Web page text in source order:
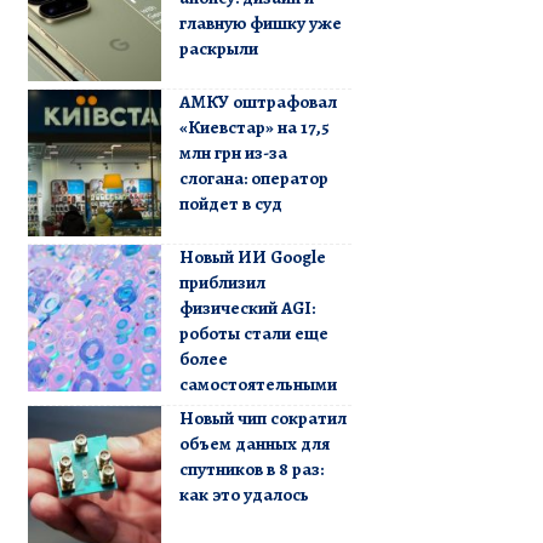
главную фишку уже
раскрыли
АМКУ оштрафовал
«Киевстар» на 17,5
млн грн из-за
слогана: оператор
пойдет в суд
Новый ИИ Google
приблизил
физический AGI:
роботы стали еще
более
самостоятельными
Новый чип сократил
объем данных для
спутников в 8 раз:
как это удалось